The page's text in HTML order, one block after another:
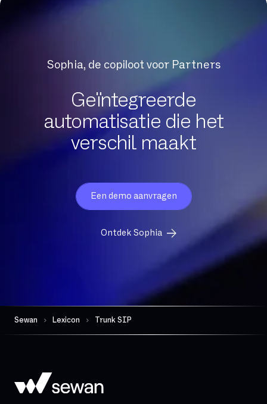
Downloadsnelheid
Exchange Online
FTP
Firewall per sessie
Gedeelde glasvezel
Geïntegreerde comm
Geïntegreerde firewall
Governance
Hosted telefonie
Sophia, de copiloot voor Partners
Geïntegreerde
automatisatie die het
verschil maakt
Een demo aanvragen
Ontdek Sophia
Sewan Lexicon Trunk SIP